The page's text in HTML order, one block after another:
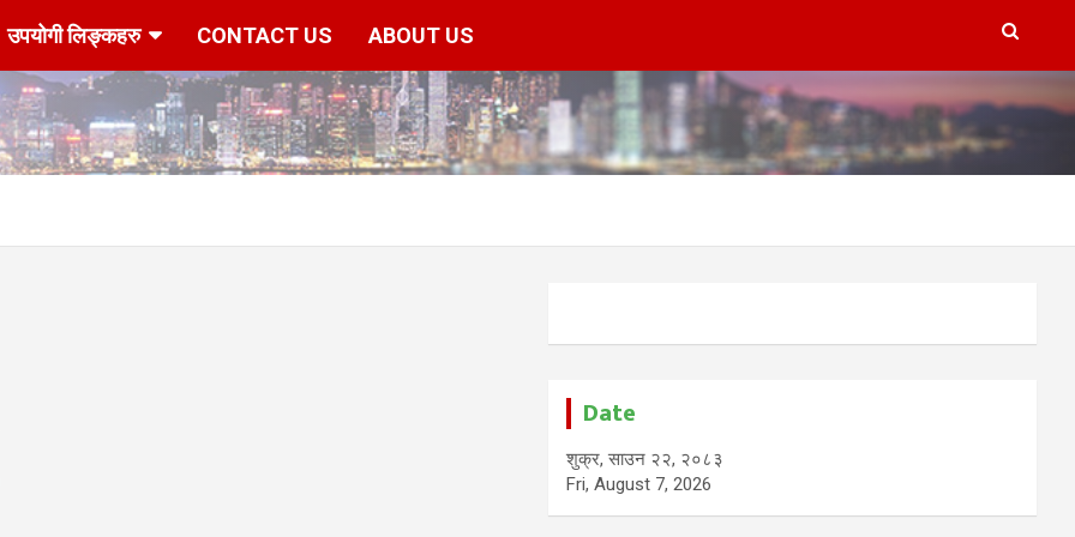
उपयोगी लिङ्कहरु CONTACT US ABOUT US
Date
शुक्र, साउन २२, २०८३
Fri, August 7, 2026